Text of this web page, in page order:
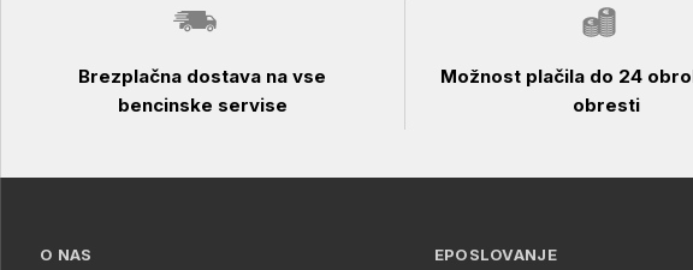
Brezplačna dostava na vse
bencinske servise
Možnost plačila do 24
obresti
O NAS EPOSLOVANJE